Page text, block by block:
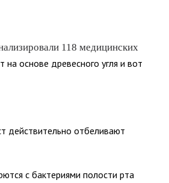
118 медицинских
на основе древесного угля и вот
действительно отбеливают
с бактериями полости рта